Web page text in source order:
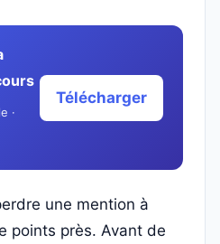
·
Télécharger
une mention à
points près. Avant de